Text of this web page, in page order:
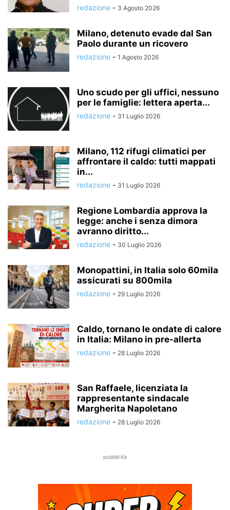
redazione - 3 Agosto 2026
Milano, detenuto evade dal San
Paolo durante un ricovero
redazione - 1 Agosto 2026
Uno scudo per gli uffici, nessuno
per le famiglie: lettera aperta...
redazione - 31 Luglio 2026
Milano, 112 rifugi climatici per
affrontare il caldo: tutti mappati
in...
redazione - 31 Luglio 2026
Regione Lombardia approva la
legge: anche i senza dimora
avranno diritto...
redazione - 30 Luglio 2026
Monopattini, in Italia solo 60mila
assicurati su 800mila
redazione - 29 Luglio 2026
Caldo, tornano le ondate di calore
in Italia: Milano in pre-allerta
redazione - 28 Luglio 2026
San Raffaele, licenziata la
rappresentante sindacale
Margherita Napoletano
redazione - 28 Luglio 2026
pubblicità